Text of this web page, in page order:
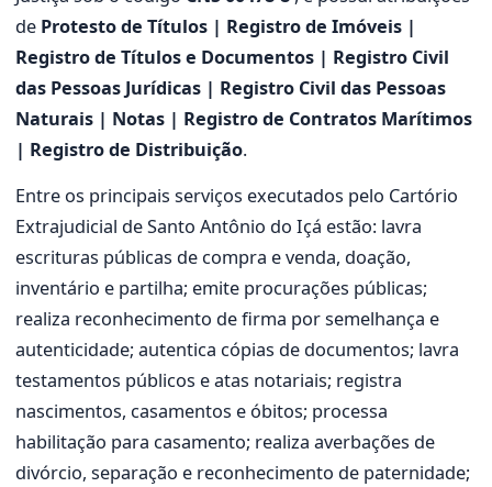
de Protesto de Títulos | Registro de Imóveis |
Registro de Títulos e Documentos | Registro Civil
das Pessoas Jurídicas | Registro Civil das Pessoas
Naturais | Notas | Registro de Contratos Marítimos
| Registro de Distribuição.
Entre os principais serviços executados pelo Cartório
Extrajudicial de Santo Antônio do Içá estão: lavra
escrituras públicas de compra e venda, doação,
inventário e partilha; emite procurações públicas;
realiza reconhecimento de firma por semelhança e
autenticidade; autentica cópias de documentos; lavra
testamentos públicos e atas notariais; registra
nascimentos, casamentos e óbitos; processa
habilitação para casamento; realiza averbações de
divórcio, separação e reconhecimento de paternidade;